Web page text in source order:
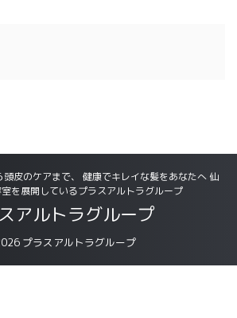
プラスアルトラグループ